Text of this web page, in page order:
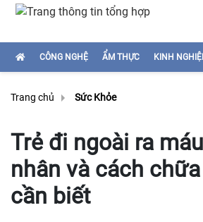
CÔNG NGHỆ ẨM THỰC KINH
Trang chủ Sức Khỏe
Trẻ đi ngoài ra
nhân và cách
cần biết